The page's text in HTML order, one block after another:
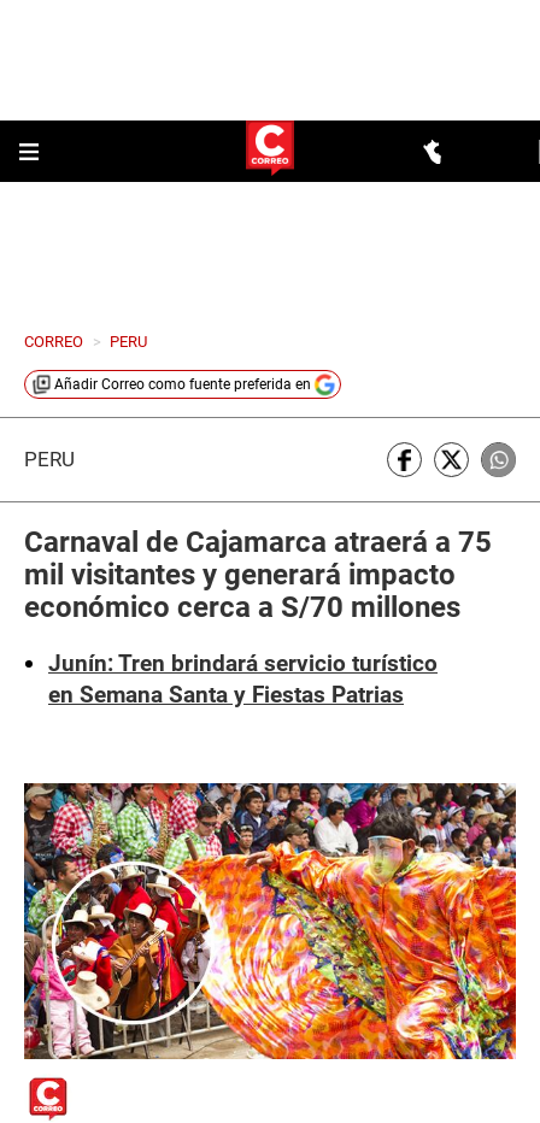
CORREO > PERU
Añadir Correo como fuente preferida en
PERÚ
Carnaval de Cajamarca atraerá a 75
mil visitantes y generará impacto
económico cerca a S/70 millones
Junín: Tren brindará servicio turístico
en Semana Santa y Fiestas Patrias